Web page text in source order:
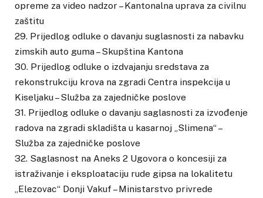
opreme za video nadzor – Kantonalna uprava za civilnu
zaštitu
29. Prijedlog odluke o davanju suglasnosti za nabavku
zimskih auto guma – Skupština Kantona
30. Prijedlog odluke o izdvajanju sredstava za
rekonstrukciju krova na zgradi Centra inspekcija u
Kiseljaku – Služba za zajedničke poslove
31. Prijedlog odluke o davanju saglasnosti za izvođenje
radova na zgradi skladišta u kasarnoj „Slimena“ –
Služba za zajedničke poslove
32. Saglasnost na Aneks 2 Ugovora o koncesiji za
istraživanje i eksploataciju rude gipsa na lokalitetu
„Elezovac“ Donji Vakuf – Ministarstvo privrede